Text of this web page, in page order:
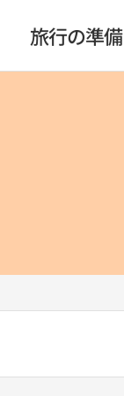
旅行の準備